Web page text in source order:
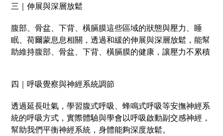
三｜伸展與深層放鬆
腹部、骨盆、下背、橫膈膜這些區域的狀態與壓力、睡
眠、荷爾蒙息息相關，透過和緩的伸展與深層放鬆，能幫
助維持腹部、骨盆、下背、橫膈膜的健康，讓壓力不累積
四｜呼吸覺察與神經系統調節
透過延長吐氣，學習腹式呼吸、蜂鳴式呼吸等安撫神經系
統的呼吸方式，實際體驗與學會以呼吸啟動副交感神經，
幫助我們平衡神經系統，身體能夠深度放鬆。